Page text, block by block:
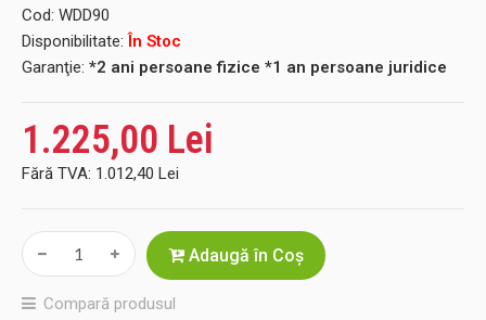
Cod: WDD90
Disponibilitate: În Stoc
Garanţie: *2 ani persoane fizice *1 an persoane juridice
1.225,00 Lei
Fără TVA: 1.012,40 Lei
Adaugă în Coş
Compară produsul